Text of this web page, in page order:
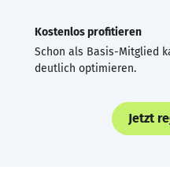
Kostenlos profitieren
Schon als Basis-Mitglied
deutlich optimieren.
Jetzt